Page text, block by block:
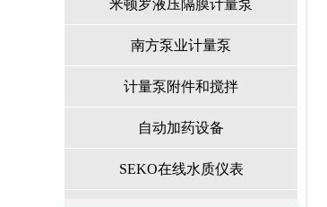
米顿罗液压隔膜计量泵
南方泵业计量泵
计量泵附件和搅拌
自动加药设备
SEKO在线水质仪表